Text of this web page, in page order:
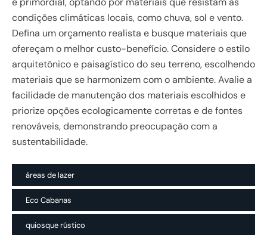
condições climáticas locais, como chuva, sol e vento.
Defina um orçamento realista e busque materiais que
ofereçam o melhor custo-benefício. Considere o estilo
arquitetônico e paisagístico do seu terreno, escolhendo
materiais que se harmonizem com o ambiente. Avalie a
facilidade de manutenção dos materiais escolhidos e
priorize opções ecologicamente corretas e de fontes
renováveis, demonstrando preocupação com a
sustentabilidade.
áreas de lazer
Eco Cabanas
quiosque rústico